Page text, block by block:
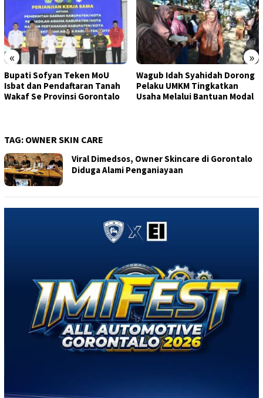
« »
Wagub Idah Syahidah Dorong
Pelaku UMKM Tingkatkan
Usaha Melalui Bantuan Modal
Pemprov Gorontalo Salurkan
Bantuan Modal Usaha kepada
395 Pelaku UMKM di Kota
TAG: OWNER SKIN CARE
Viral Dimedsos, Owner Skincare di Gorontalo
Diduga Alami Penganiayaan